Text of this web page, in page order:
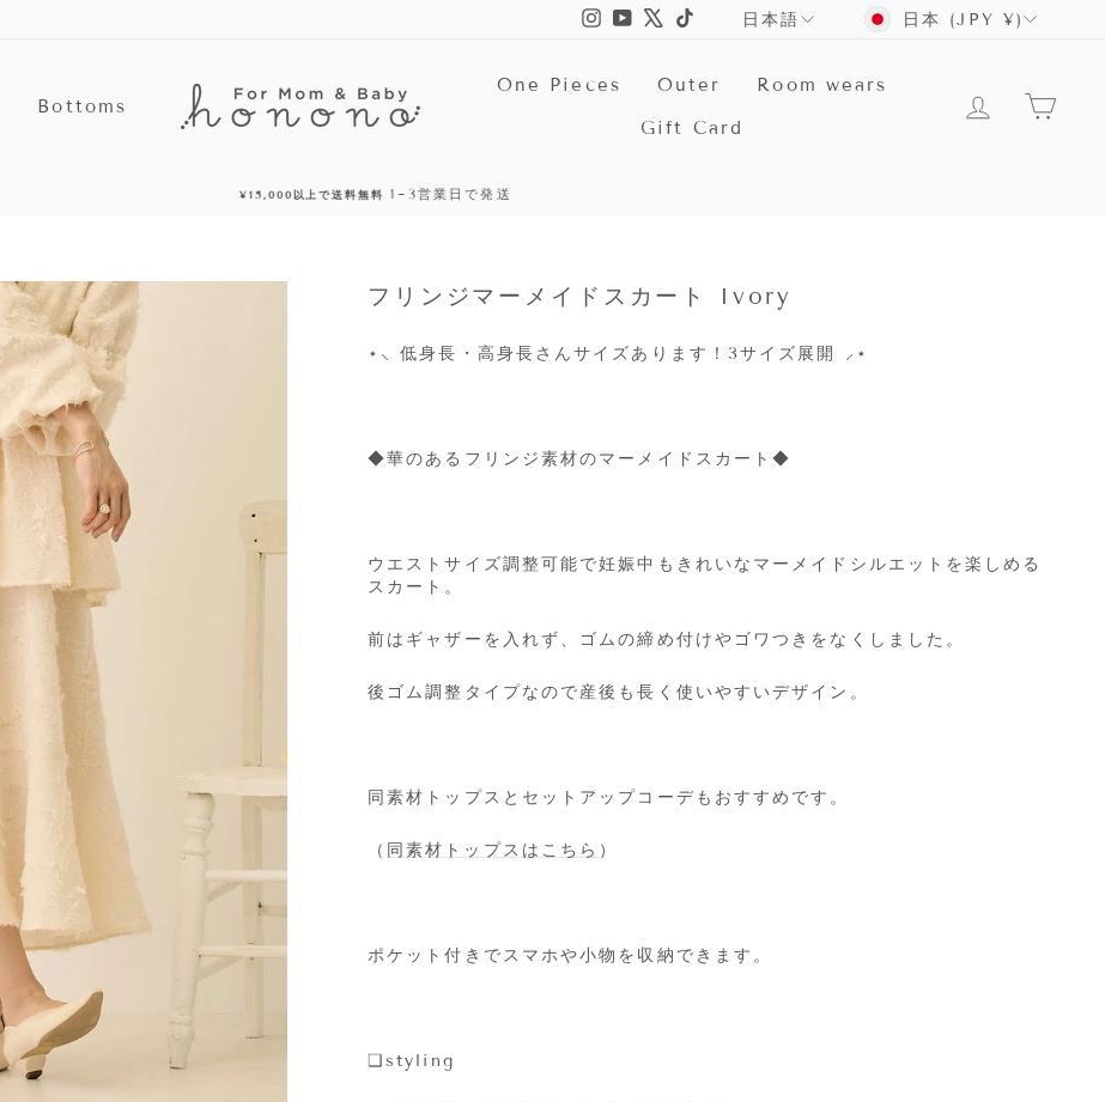
Instagram
YouTube TikTok言
日本語 日本 (JPY ¥)
Bottoms
One Pieces Outer
Room wears
Gift Card
ログイン
¥15,000以上で送料無料 1~3営業日で発送
フリンジマーメイドスカート Ivory
⋆ ⸜ 低身長・高身長さんサイズあります！3サイズ展開 ⸝ ⋆
◆華のあるフリンジ素材のマーメイドスカート◆
ウエストサイズ調整可能で妊娠中もきれいなマーメイドシルエットを楽しめる
スカート。
前はギャザーを入れず、ゴムの締め付けやゴワつきをなくしました。
後ゴム調整タイプなので産後も長く使いやすいデザイン。
同素材トップスとセットアップコーデもおすすめです。
（ 同素材トップスはこちら ）
ポケット付きでスマホや小物を収納できます。
❑styling